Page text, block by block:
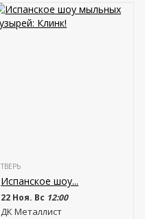
ТВЕРЬ
Испанское шоу...
22 Ноя. Вс 12:00
ДК Металлист